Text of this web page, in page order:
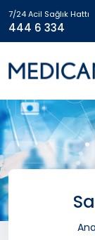
7/24 Acil Sağlık Hattı
444 6 334